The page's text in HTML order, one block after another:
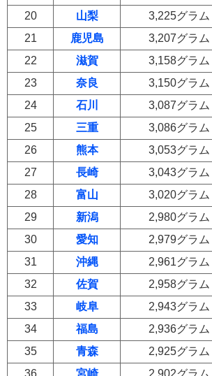
20
山梨 3,225グラム
21
鹿児島 3,207グラム
22
滋賀 3,158グラム
23
奈良 3,150グラム
24
石川 3,087グラム
25
三重 3,086グラム
26
熊本 3,053グラム
27
長崎 3,043グラム
28
富山 3,020グラム
29
新潟 2,980グラム
30
愛知 2,979グラム
31
沖縄 2,961グラム
32
佐賀 2,958グラム
33
岐阜 2,943グラム
34
福島 2,936グラム
35
青森 2,925グラム
36
宮崎 2,902グラム